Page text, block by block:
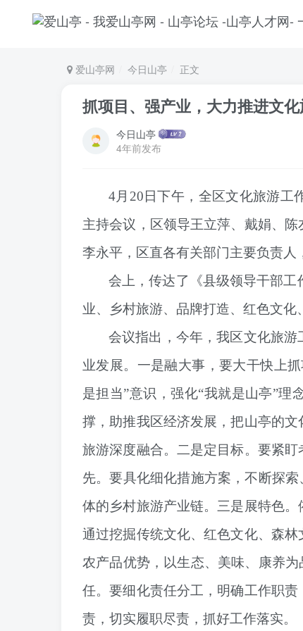
爱山亭网 今日山亭 正文
抓项目、强产业，大力推进文
今日山亭
4年前发布
4月20日下午，全区文化旅游工
主持会议，区领导王立萍、戴娟、
李永平，区直各有关部门主要负责人
会上，传达了《县级领导干部
业、乡村旅游、品牌打造、红色文化
会议指出，今年，我区文化旅
业发展。一是融大事，要大干快上
是担当”意识，强化“我就是山亭”
撑，助推我区经济发展，把山亭的
旅游深度融合。二是定目标。要紧
先。要具化细化措施方案，不断探
体的乡村旅游产业链。三是展特色
通过挖掘传统文化、红色文化、森
农产品优势，以生态、美味、康养
任。要细化责任分工，明确工作职
责，切实履职尽责，抓好工作落实。